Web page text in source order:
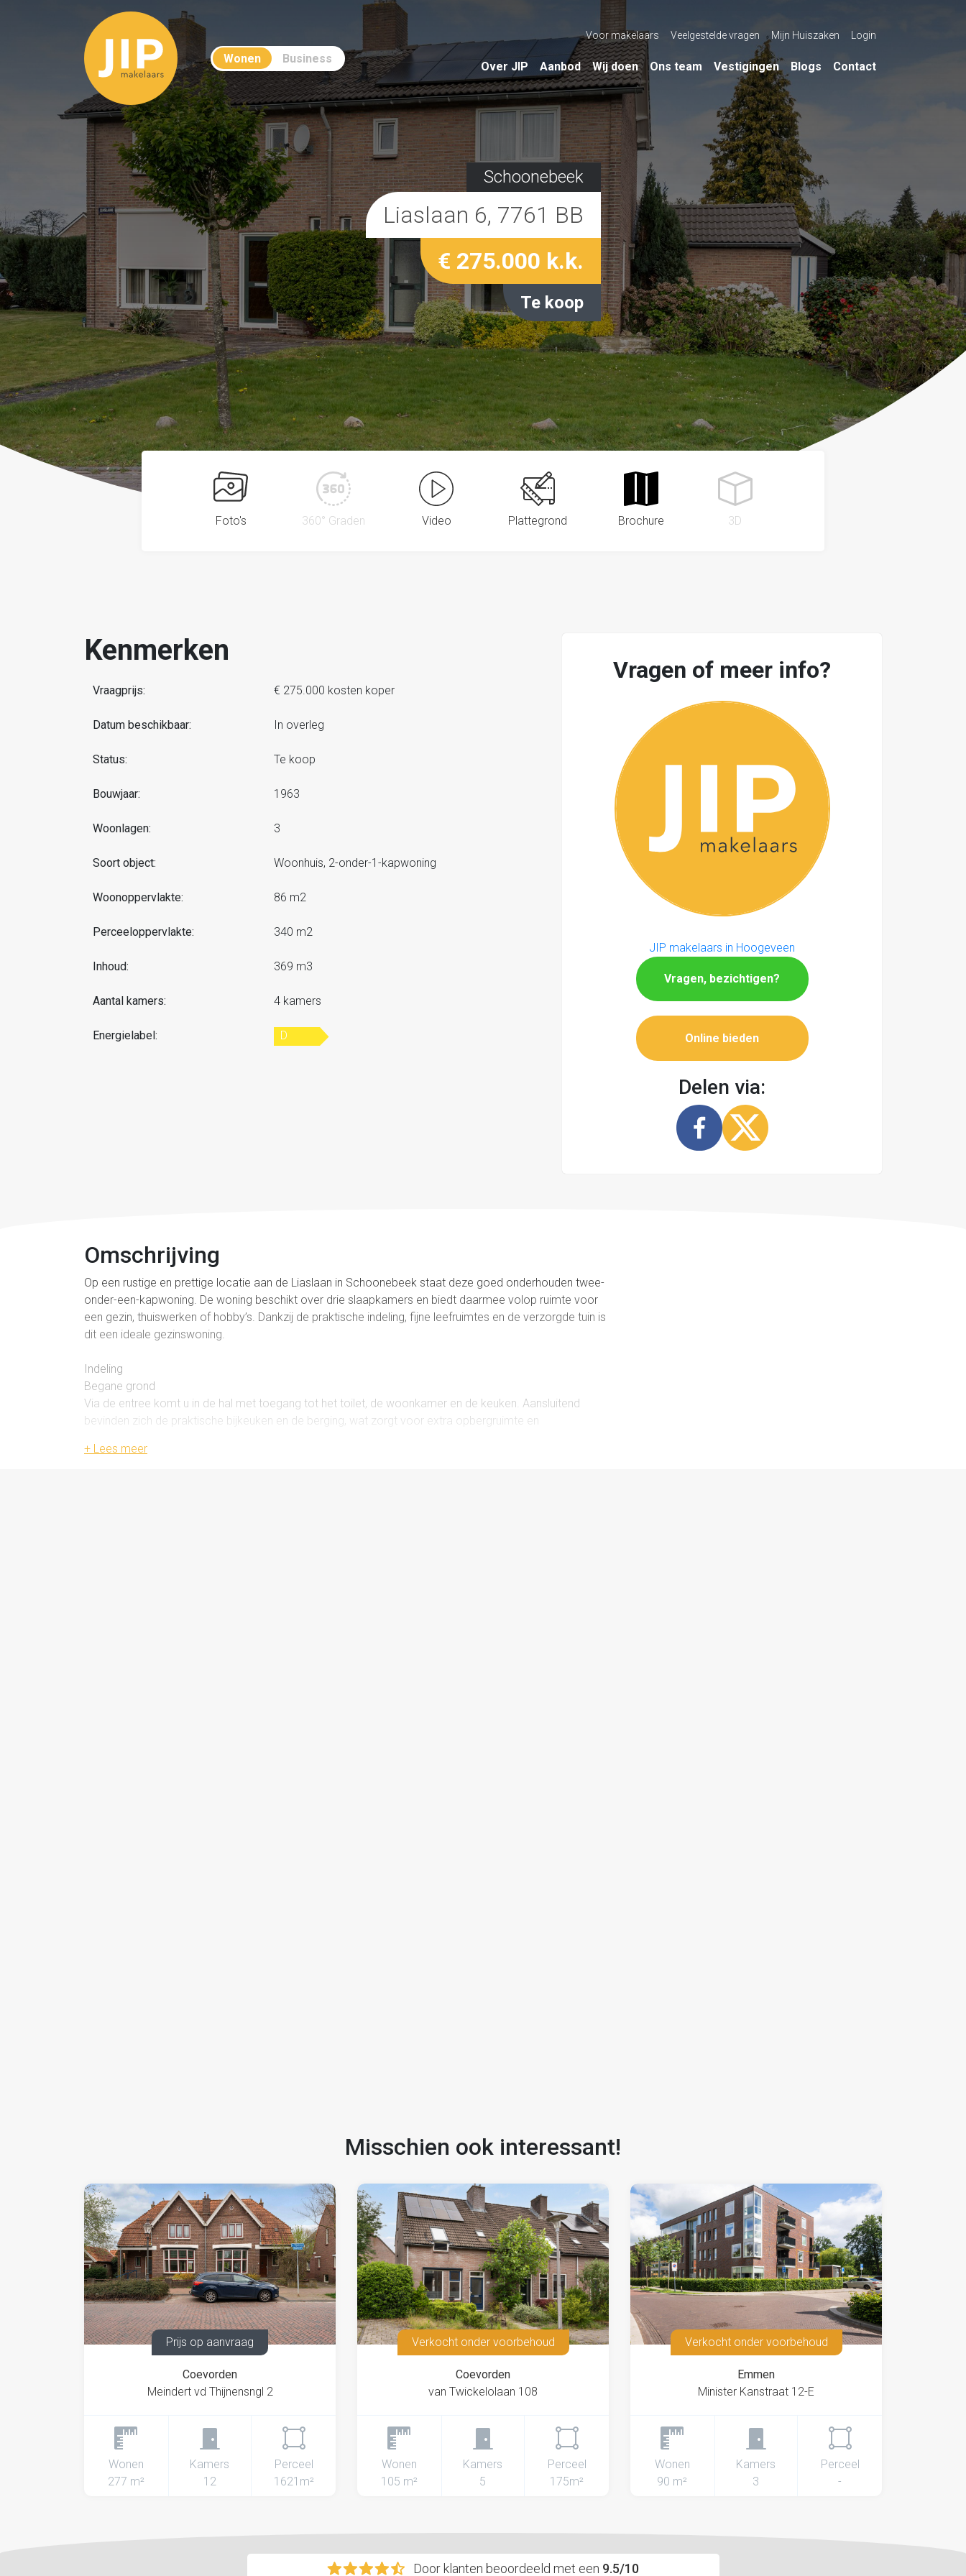
Wonen Business
Voor makelaars Veelgestelde vragen Mijn Huiszaken Login
Over JIP Aanbod Wij doen Ons team Vestigingen Blogs Contact
Schoonebeek
Liaslaan 6, 7761 BB
€ 275.000 k.k.
Te koop
Foto's 360° Graden Video Plattegrond Brochure 3D
Kenmerken
Vraagprijs: € 275.000 kosten koper
Datum beschikbaar: In overleg
Status: Te koop
Bouwjaar: 1963
Woonlagen: 3
Soort object: Woonhuis, 2-onder-1-kapwoning
Woonoppervlakte: 86 m2
Perceeloppervlakte: 340 m2
Inhoud: 369 m3
Aantal kamers: 4 kamers
Energielabel: D
Vragen of meer info?
JIP makelaars in Hoogeveen
Vragen, bezichtigen?
Online bieden
Delen via:
Omschrijving
Op een rustige en prettige locatie aan de Liaslaan in Schoonebeek staat deze goed onderhouden twee-
onder-een-kapwoning. De woning beschikt over drie slaapkamers en biedt daarmee volop ruimte voor
een gezin, thuiswerken of hobby’s. Dankzij de praktische indeling, fijne leefruimtes en de verzorgde tuin is
dit een ideale gezinswoning.
Indeling
Begane grond
Via de entree komt u in de hal met toegang tot het toilet, de woonkamer en de keuken. Aansluitend
bevinden zich de praktische bijkeuken en de berging, wat zorgt voor extra opbergruimte en
Misschien ook interessant!
Prijs op aanvraag
Coevorden
Meindert vd Thijnensngl 2
Wonen
277 m²
Kamers
12
Perceel
1621m²
Verkocht onder voorbehoud
Coevorden
van Twickelolaan 108
Wonen
105 m²
Kamers
5
Perceel
175m²
Verkocht onder voorbehoud
Emmen
Minister Kanstraat 12-E
Wonen
90 m²
Kamers
3
Perceel
-
Door klanten beoordeeld met een 9.5/10